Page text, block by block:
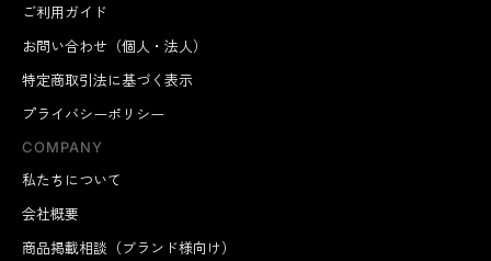
ご利用ガイド
お問い合わせ（個人・法人）
特定商取引法に基づく表示
プライバシーポリシー
COMPANY
私たちについて
会社概要
商品掲載相談（ブランド様向け）